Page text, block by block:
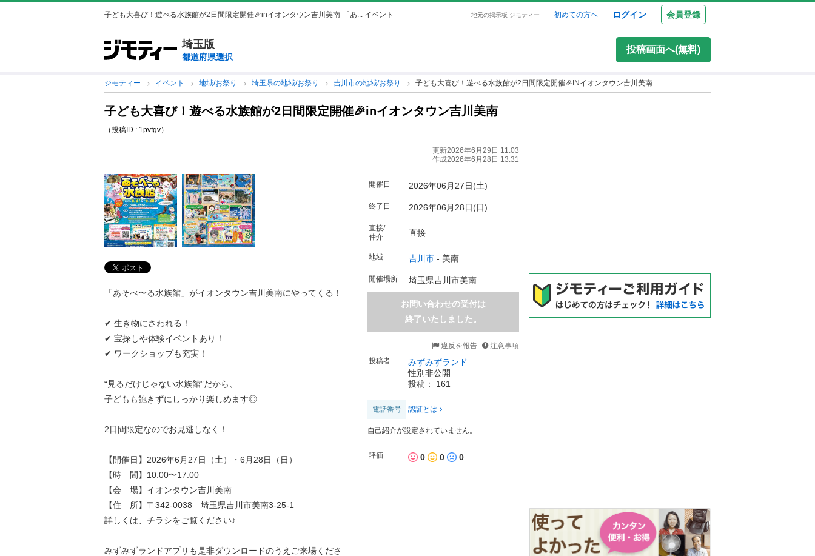
子ども大喜び！遊べる水族館が2日間限定開催🎉inイオンタウン吉川美南 「あ... イベント 地元の掲示板 ジモティー 初めての方へ ログイン 会員登録
埼玉版
都道府県選択
投稿画面へ(無料)
ジモティー イベント 地域/お祭り 埼玉県の地域/お祭り 吉川市の地域/お祭り 子ども大喜び！遊べる水族館が2日間限定開催🎉INイオンタウン吉川美南
子ども大喜び！遊べる水族館が2日間限定開催🎉inイオンタウン吉川美南
（投稿ID : 1pvfgv）
更新2026年6月29日 11:03
作成2026年6月28日 13:31
「あそべ〜る水族館」がイオンタウン吉川美南にやってくる！
✔ 生き物にさわれる！
✔ 宝探しや体験イベントあり！
✔ ワークショップも充実！
“見るだけじゃない水族館”だから、
子どもも飽きずにしっかり楽しめます◎
2日間限定なのでお見逃しなく！
【開催日】2026年6月27日（土）・6月28日（日）
【時 間】10:00〜17:00
【会 場】イオンタウン吉川美南
【住 所】〒342-0038 埼玉県吉川市美南3-25-1
詳しくは、チラシをご覧ください♪
みずみずランドアプリも是非ダウンロードのうえご来場くださ
開催日 2026年06月27日(土)
終了日 2026年06月28日(日)
直接/
仲介
直接
地域 吉川市 - 美南
開催場所 埼玉県吉川市美南
お問い合わせの受付は
終了いたしました。
違反を報告
注意事項
投稿者
みずみずランド
性別非公開
投稿： 161
電話番号 認証とは
自己紹介が設定されていません。
評価 0 0 0